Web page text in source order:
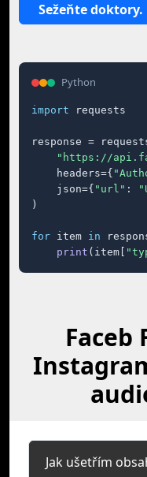
Sežeňte doktory.
Python
import requests
response =
"https://
    headers={
    json={
"url" :
)
for item in
print (item[
Faceb
Jak ušetřím